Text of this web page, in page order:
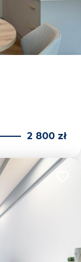
2 800 zł